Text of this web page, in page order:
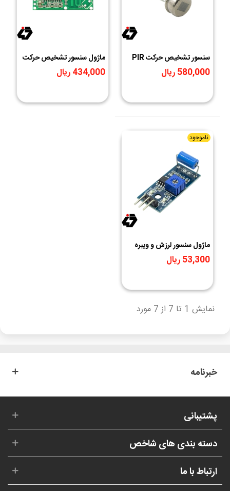
سنسور تشخیص حرکت PIR
مدل D203S
580,000 ریال
ماژول سنسور تشخيص حرکت
مايکروويو RCWL- 0516
434,000 ریال
ناموجود
ماژول سنسور لرزش و ویبره
SW-420
53,300 ریال
نمایش 1 تا 7 از 7 مورد
خبرنامه
پشتیبانی
دسته بندی های شاخص
ارتباط با ما